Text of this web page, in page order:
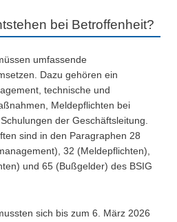
bei Betroffenheit?
umfassende
Dazu gehören ein
technische und
Meldepflichten bei
der Geschäftsleitung.
sind in den Paragraphen 28
32 (Meldepflichten),
und 65 (Bußgelder) des BSIG
sich bis zum 6. März 2026